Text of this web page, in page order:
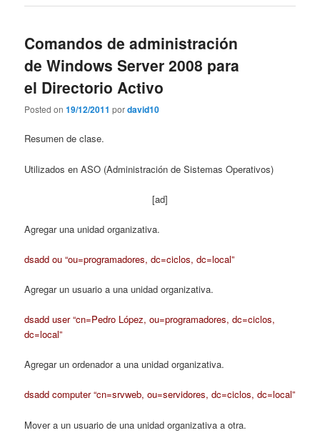
Comandos de administración
de Windows Server 2008 para
el Directorio Activo
Posted on19/12/2011 pordavid10
Resumen de clase.
Utilizados en ASO (Administración de Sistemas Operativos)
[ad]
Agregar una unidad organizativa.
dsadd ou “ou=programadores, dc=ciclos, dc=local”
Agregar un usuario a una unidad organizativa.
dsadd user “cn=Pedro López, ou=programadores, dc=ciclos,
dc=local”
Agregar un ordenador a una unidad organizativa.
dsadd computer “cn=srvweb, ou=servidores, dc=ciclos, dc=local”
Mover a un usuario de una unidad organizativa a otra.